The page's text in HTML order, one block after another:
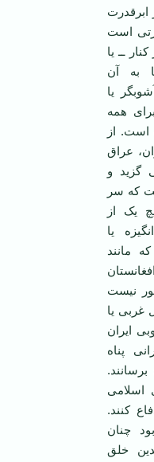
است
ــ یا
به آن
یا
همه
است. از
عراق
گزید و
که سر
یک از
یا
مانند
نیست
غربی یا
ایران
پناه
برسانند.
اسلامی
کنند.
چنان
خلق